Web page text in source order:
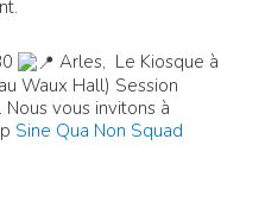
Arles, Le Kiosque à
Waux Hall) Session
vous invitons à
Sine Qua Non Squad